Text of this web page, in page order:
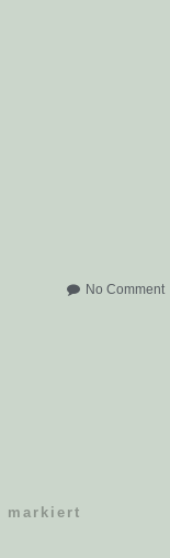
No Comment
markiert